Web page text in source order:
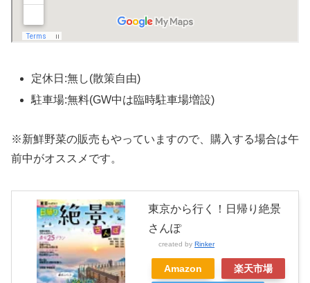
定休日:無し(散策自由)
駐車場:無料(GW中は臨時駐車場増設)
※新鮮野菜の販売もやっていますので、購入する場合は午
前中がオススメです。
東京から行く！日帰り絶景
さんぽ
created by Rinker
Amazon 楽天市場